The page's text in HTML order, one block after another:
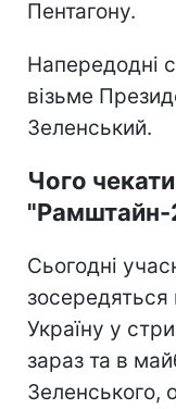
Пентагону.
Напередодні
візьме
Зеленський.
Чого
"Рамштайн-
Сьогодні
зосередяться
Україну у
зараз та в
Зеленського,